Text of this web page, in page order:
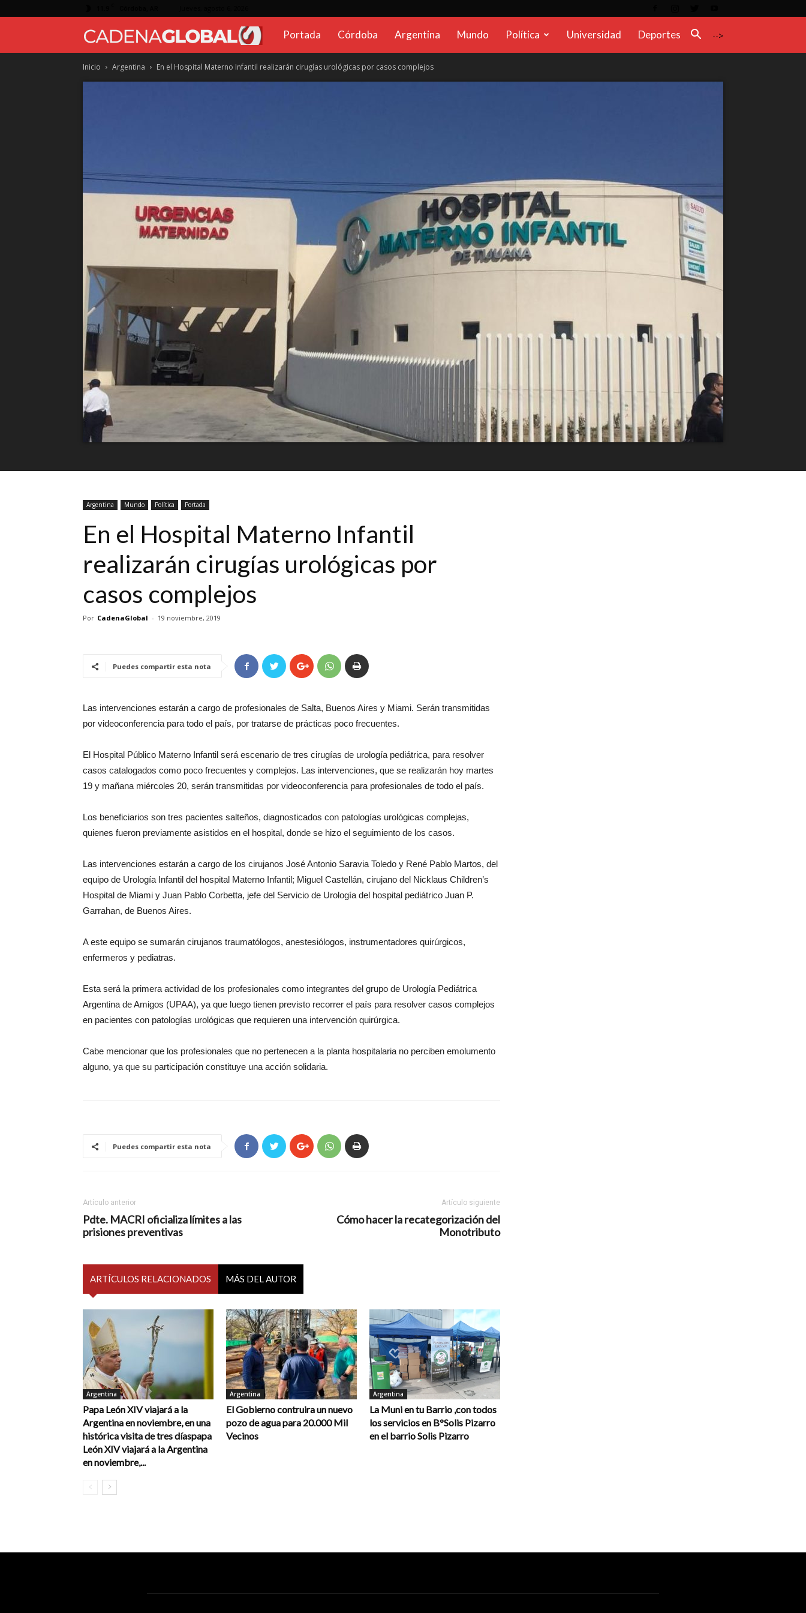
CadenaGlobal.com.ar
Portada Córdoba Argentina Mundo Política Universidad Deportes -->
Inicio Argentina En el Hospital Materno Infantil realizarán cirugías urológicas por casos complejos
Argentina Mundo Política Portada
En el Hospital Materno Infantil
realizarán cirugías urológicas por
casos complejos
Por CadenaGlobal - 19 noviembre, 2019
Puedes compartir esta nota
Las intervenciones estarán a cargo de profesionales de Salta, Buenos Aires y Miami. Serán transmitidas
por videoconferencia para todo el país, por tratarse de prácticas poco frecuentes.
El Hospital Público Materno Infantil será escenario de tres cirugías de urología pediátrica, para resolver
casos catalogados como poco frecuentes y complejos. Las intervenciones, que se realizarán hoy martes
19 y mañana miércoles 20, serán transmitidas por videoconferencia para profesionales de todo el país.
Los beneficiarios son tres pacientes salteños, diagnosticados con patologías urológicas complejas,
quienes fueron previamente asistidos en el hospital, donde se hizo el seguimiento de los casos.
Las intervenciones estarán a cargo de los cirujanos José Antonio Saravia Toledo y René Pablo Martos, del
equipo de Urología Infantil del hospital Materno Infantil; Miguel Castellán, cirujano del Nicklaus Children’s
Hospital de Miami y Juan Pablo Corbetta, jefe del Servicio de Urología del hospital pediátrico Juan P.
Garrahan, de Buenos Aires.
A este equipo se sumarán cirujanos traumatólogos, anestesiólogos, instrumentadores quirúrgicos,
enfermeros y pediatras.
Esta será la primera actividad de los profesionales como integrantes del grupo de Urología Pediátrica
Argentina de Amigos (UPAA), ya que luego tienen previsto recorrer el país para resolver casos complejos
en pacientes con patologías urológicas que requieren una intervención quirúrgica.
Cabe mencionar que los profesionales que no pertenecen a la planta hospitalaria no perciben emolumento
alguno, ya que su participación constituye una acción solidaria.
Puedes compartir esta nota
Artículo anterior
Pdte. MACRI oficializa límites a las
prisiones preventivas
Artículo siguiente
Cómo hacer la recategorización del
Monotributo
ARTÍCULOS RELACIONADOS MÁS DEL AUTOR
Argentina
Papa León XIV viajará a la
Argentina en noviembre, en una
histórica visita de tres díaspapa
León XIV viajará a la Argentina
en noviembre,...
Argentina
El Gobierno contruira un nuevo
pozo de agua para 20.000 Mil
Vecinos
Argentina
La Muni en tu Barrio ,con todos
los servicios en B°Solis Pizarro
en el barrio Solis Pizarro